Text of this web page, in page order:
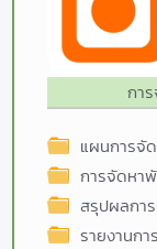
กา
แผนการจั
การจัดหา
สรุปผลกา
รายงานก